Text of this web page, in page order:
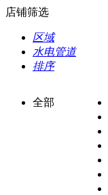
店铺筛选
区域
水电管道
排序
全部